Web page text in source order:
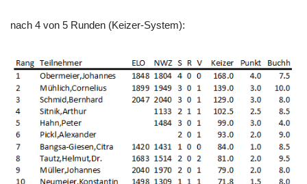
nach 4 von 5 Runden (Keizer-System):